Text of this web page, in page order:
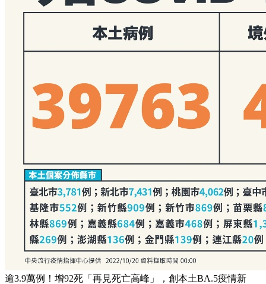
逾3.9萬例！增92死「再見死亡高峰」，創本土BA.5疫情新